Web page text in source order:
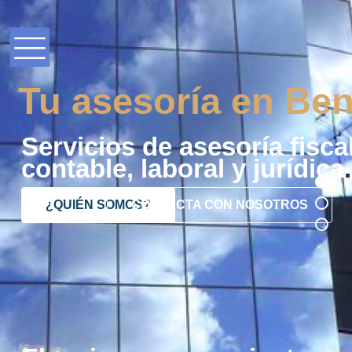
Tu asesoría en
Servicios de asesoría
contable, laboral y jurídica.
¿QUIÉN SOMOS?CONTACTA CON NOSOTROS